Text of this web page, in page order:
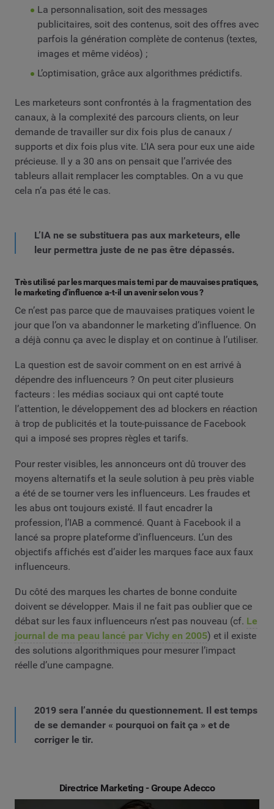
La personnalisation, soit des messages
publicitaires, soit des contenus, soit des offres avec
parfois la génération complète de contenus (textes,
images et même vidéos) ;
L’optimisation, grâce aux algorithmes prédictifs.
Les marketeurs sont confrontés à la fragmentation des
canaux, à la complexité des parcours clients, on leur
demande de travailler sur dix fois plus de canaux /
supports et dix fois plus vite. L’IA sera pour eux une aide
précieuse. Il y a 30 ans on pensait que l’arrivée des
tableurs allait remplacer les comptables. On a vu que
cela n’a pas été le cas.
L’IA ne se substituera pas aux marketeurs, elle
leur permettra juste de ne pas être dépassés.
Très utilisé par les marques mais terni par de mauvaises pratiques,
le marketing d’influence a-t-il un avenir selon vous ?
Ce n’est pas parce que de mauvaises pratiques voient le
jour que l’on va abandonner le marketing d’influence. On
a déjà connu ça avec le display et on continue à l’utiliser.
La question est de savoir comment on en est arrivé à
dépendre des influenceurs ? On peut citer plusieurs
facteurs : les médias sociaux qui ont capté toute
l’attention, le développement des ad blockers en réaction
à trop de publicités et la toute-puissance de Facebook
qui a imposé ses propres règles et tarifs.
Pour rester visibles, les annonceurs ont dû trouver des
moyens alternatifs et la seule solution à peu près viable
a été de se tourner vers les influenceurs. Les fraudes et
les abus ont toujours existé. Il faut encadrer la
profession, l’IAB a commencé. Quant à Facebook il a
lancé sa propre plateforme d’influenceurs. L’un des
objectifs affichés est d’aider les marques face aux faux
influenceurs.
Du côté des marques les chartes de bonne conduite
doivent se développer. Mais il ne fait pas oublier que ce
débat sur les faux influenceurs n‘est pas nouveau (cf. Le
journal de ma peau lancé par Vichy en 2005) et il existe
des solutions algorithmiques pour mesurer l’impact
réelle d’une campagne.
2019 sera l’année du questionnement. Il est temps
de se demander « pourquoi on fait ça » et de
corriger le tir.
Directrice Marketing - Groupe Adecco